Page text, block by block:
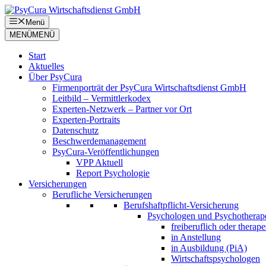
Zum
Inhalt
springen
Menü
MENÜMENÜ
Start
Aktuelles
Über PsyCura
Firmenporträt der PsyCura Wirtschaftsdienst GmbH
Leitbild – Vermittlerkodex
Experten-Netzwerk – Partner vor Ort
Experten-Portraits
Datenschutz
Beschwerdemanagement
PsyCura-Veröffentlichungen
VPP Aktuell
Report Psychologie
Versicherungen
Berufliche Versicherungen
Berufshaftpflicht-Versicherung
Psychologen und
freiberuflich oder
in Anstellung
in Ausbildung (PiA)
Wirtschaftspsychologen